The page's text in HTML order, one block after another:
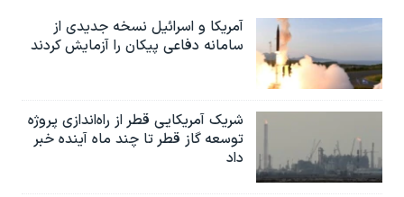
آمریکا و اسرائیل نسخه جدیدی از
سامانه دفاعی پیکان را آزمایش کردند
شریک آمریکایی قطر از راه‌اندازی پروژه
توسعه گاز قطر تا چند ماه آینده خبر
داد